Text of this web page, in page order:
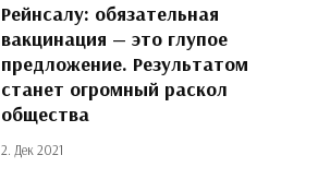
Рейнсалу: обязательная
вакцинация — это глупое
предложение. Результатом
станет огромный раскол
общества
2. Дек 2021